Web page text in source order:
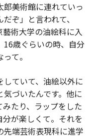
郎美術館に連れていっ
ぞ」と言われて、
藝術大学の油絵科に入
16歳ぐらいの時、自分
て。
ていて、油絵以外に
づいたんです。他に
たり、ラップをした
が楽しくて。それを
端芸術表現科に進学